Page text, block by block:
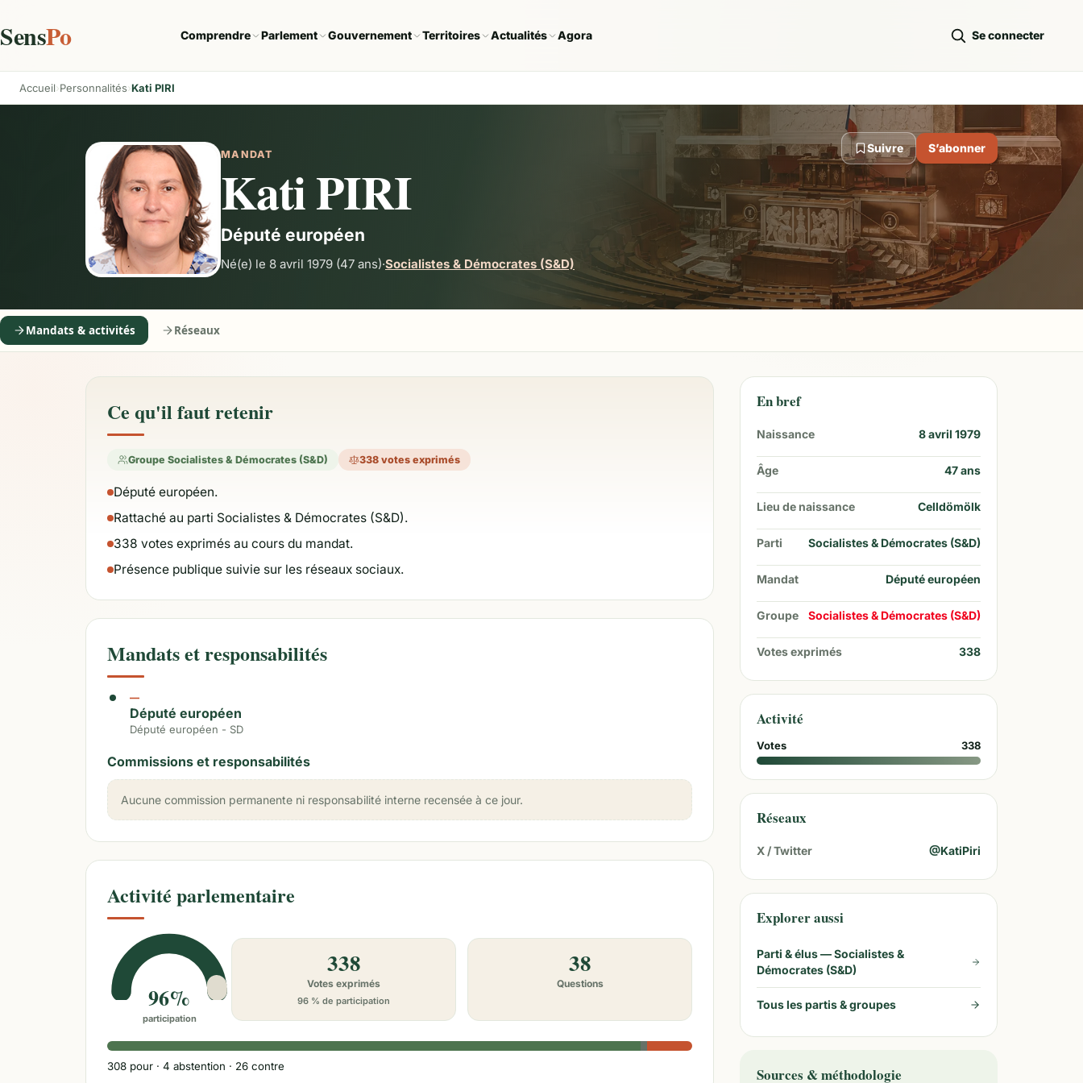
SensPo Comprendre Parlement Gouvernement Territoires Actualités Agora Se connecter
Accueil Personnalités Kati PIRI
MANDAT
Kati PIRI
Député européen
Né(e) le 8 avril 1979 (47 ans)·Socialistes & Démocrates (S&D)
Suivre S’abonner
Mandats & activités Réseaux
Ce qu'il faut retenir
Groupe Socialistes & Démocrates (S&D) 338 votes exprimés
Député européen.
Rattaché au parti Socialistes & Démocrates (S&D).
338 votes exprimés au cours du mandat.
Présence publique suivie sur les réseaux sociaux.
Mandats et responsabilités
—
Député européen
Député européen - SD
Commissions et responsabilités
Aucune commission permanente ni responsabilité interne recensée à ce jour.
Activité parlementaire
96%
participation
338
Votes exprimés
96 % de participation
38
Questions
308 pour · 4 abstention · 26 contre
En bref
Naissance 8 avril 1979
Âge 47ans
Lieu de naissance Celldömölk
Parti Socialistes & Démocrates (S&D)
Mandat Député européen
Groupe Socialistes & Démocrates (S&D)
Votes exprimés 338
Activité
Votes 338
Réseaux
X / Twitter @KatiPiri
Explorer aussi
Parti & élus —Socialistes &
Démocrates (S&D)
Tous les partis & groupes
Sources & méthodologie